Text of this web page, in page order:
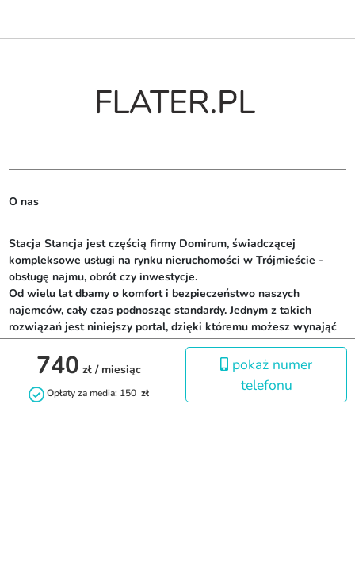
740 zł / miesiąc
Opłaty za media: 150 zł
pokaż numer
telefonu
O nas
Stacja Stancja jest częścią firmy Domirum, świadczącej
kompleksowe usługi na rynku nieruchomości w Trójmieście -
obsługę najmu, obrót czy inwestycje.
Od wielu lat dbamy o komfort i bezpieczeństwo naszych
najemców, cały czas podnosząc standardy. Jednym z takich
rozwiązań jest niniejszy portal, dzięki któremu możesz wynająć
pokój lub mieszkanie nie wychodząc z domu!
Wybierając nasze pokoje i mieszkania, możesz mieć pewność, że
zostały one sprawdzone według naszych standardów
technicznych oraz pod kątem wyposażenia, a my jesteśmy cały